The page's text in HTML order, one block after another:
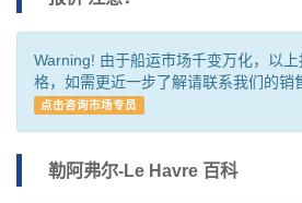
Warning! 由于船运市场千变万化，以
格，如需更近一步了解请联系我们的销
点击咨询市场专员
勒阿弗尔-Le Havre 百科